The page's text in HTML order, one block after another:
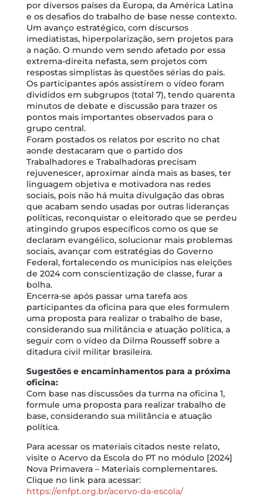
por diversos países da Europa, da América Latina
e os desafios do trabalho de base nesse contexto.
Um avanço estratégico, com discursos
imediatistas, hiperpolarização, sem projetos para
a nação. O mundo vem sendo afetado por essa
extrema-direita nefasta, sem projetos com
respostas simplistas às questões sérias do país.
Os participantes após assistirem o vídeo foram
divididos em subgrupos (total 7), tendo quarenta
minutos de debate e discussão para trazer os
pontos mais importantes observados para o
grupo central.
Foram postados os relatos por escrito no chat
aonde destacaram que o partido dos
Trabalhadores e Trabalhadoras precisam
rejuvenescer, aproximar ainda mais as bases, ter
linguagem objetiva e motivadora nas redes
sociais, pois não há muita divulgação das obras
que acabam sendo usadas por outras lideranças
políticas, reconquistar o eleitorado que se perdeu
atingindo grupos específicos como os que se
declaram evangélico, solucionar mais problemas
sociais, avançar com estratégias do Governo
Federal, fortalecendo os municípios nas eleições
de 2024 com conscientização de classe, furar a
bolha.
Encerra-se após passar uma tarefa aos
participantes da oficina para que eles formulem
uma proposta para realizar o trabalho de base,
considerando sua militância e atuação política, a
seguir com o vídeo da Dilma Rousseff sobre a
ditadura civil militar brasileira.
Sugestões e encaminhamentos para a próxima
oficina:
Com base nas discussões da turma na oficina 1,
formule uma proposta para realizar trabalho de
base, considerando sua militância e atuação
política.
Para acessar os materiais citados neste relato,
visite o Acervo da Escola do PT no módulo [2024]
Nova Primavera – Materiais complementares.
Clique no link para acessar:
https://enfpt.org.br/acervo-da-escola/